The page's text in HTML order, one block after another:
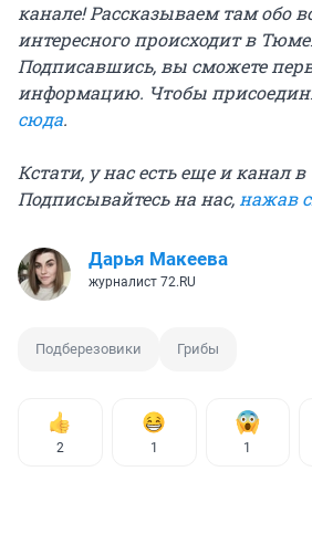
канале! Рассказываем там обо
интересного происходит в
Подписавшись, вы сможете
информацию. Чтобы
сюда.
Кстати, у нас есть еще и канал в
Подписывайтесь на нас, нажав
Дарья Макеева
журналист 72.RU
Подберезовики Грибы
2 1 1